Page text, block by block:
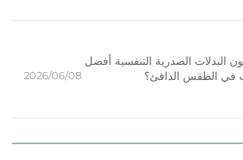
البدلات الصدرية التنفسية أفضل
في الطقس الدافئ؟
2026/06/08